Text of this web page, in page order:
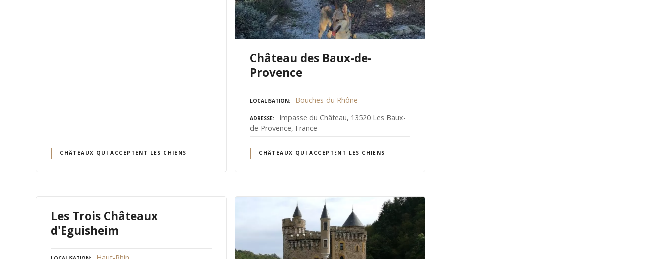
CHÂTEAUX QUI ACCEPTENT LES CHIENS
Château des Baux-de-
Provence
LOCALISATION Bouches-du-Rhône
ADRESSE
Impasse du Château, 13520 Les Baux-
de-Provence, France
CHÂTEAUX QUI ACCEPTENT LES CHIENS
Les Trois Châteaux
d'Eguisheim